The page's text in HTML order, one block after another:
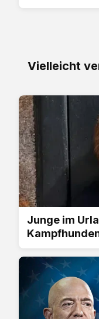
Vielleicht
Junge im